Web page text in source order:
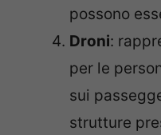
possono
Droni:
per le
sui
strutture